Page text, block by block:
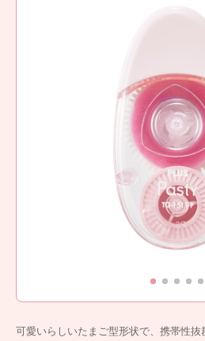
可愛いらしいたまご型形状で、携帯性